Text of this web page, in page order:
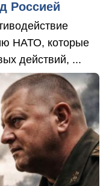
Россией
НАТО, которые
действий, ...